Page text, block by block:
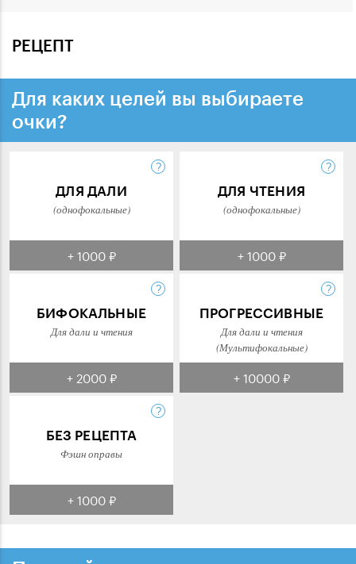
РЕЦЕПТ
Для каких целей вы выбираете
очки?
ДЛЯ ДАЛИ
(однофокальные)
+ 1000 ₽
ДЛЯ ЧТЕНИЯ
(однофокальные)
+ 1000 ₽
БИФОКАЛЬНЫЕ
Для дали и чтения
+ 2000 ₽
ПРОГРЕССИВНЫЕ
Для дали и чтения
(Мультифокальные)
+ 10000 ₽
БЕЗ РЕЦЕПТА
Фэшн оправы
+ 1000 ₽